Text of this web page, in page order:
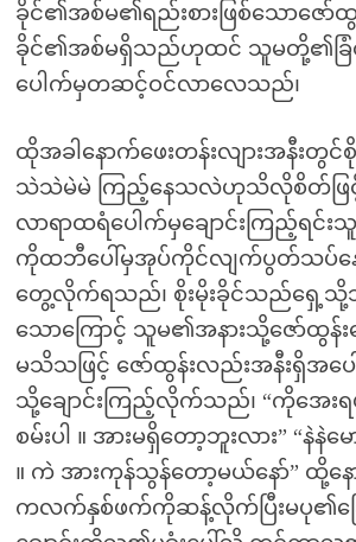
ခိုင်၏အစ်မ၏ရည်းစားဖြစ်သောဇော်ထွ
ခိုင်၏အစ်မရှိသည်ဟုထင် သူမတို့၏ခ
ပေါက်မှတဆင့်ဝင်လာလေသည်၊
ထိုအခါနောက်ဖေးတန်းလျားအနီးတွင်
သဲသဲမဲမဲ ကြည့်နေသလဲဟုသိလိုစိတ်ဖြ
လာရာထရံပေါက်မှချောင်းကြည့်ရင်
ကိုထဘီပေါ်မှအုပ်ကိုင်လျက်ပွတ်သပ်နေ
တွေ့လိုက်ရသည်၊ စိုးမိုးခိုင်သည်ရှေ့သို့
သောကြောင့် သူမ၏အနားသို့ဇော်ထွ
မသိသဖြင့် ဇော်ထွန်းလည်းအနီးရှိအ
သို့ချောင်းကြည့်လိုက်သည်၊ “ကိုအေးရ
စမ်းပါ ။ အားမရှိတော့ဘူးလား” “နဲနဲ
။ ကဲ အားကုန်သွန်တော့မယ်နော်” ထို့န
ကလက်နှစ်ဖက်ကိုဆန့်လိုက်ပြီးမပု၏ခြ